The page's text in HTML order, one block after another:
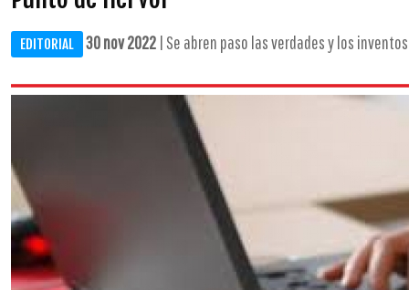
EDITORIAL 30 nov 2022 | Se abren paso las verdades y los